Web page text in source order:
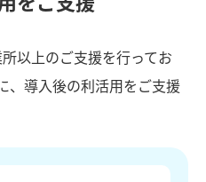
以上のご支援を行ってお
、導入後の利活用をご支援